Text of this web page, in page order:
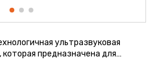
ультразвуковая
предназначена для
диагностических процедур. Она
расширить возможности в